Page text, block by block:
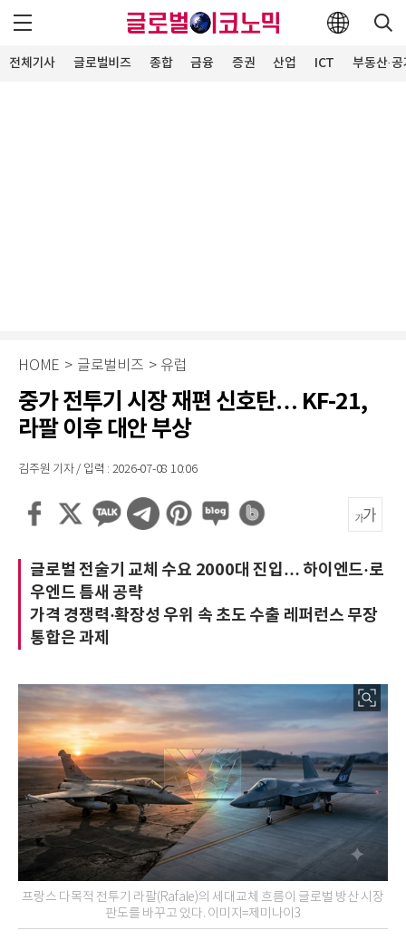
전체기사 글로벌비즈 종합 금융 증권 산업 ICT 부동산·
HOME > 글로벌비즈 > 유럽
중가 전투기 시장 재편 신호탄… KF-21,
라팔 이후 대안 부상
김주원 기자 / 입력 : 2026-07-08 10:06
글로벌 전술기 교체 수요 2000대 진입… 하이엔드·로
우엔드 틈새 공략
가격 경쟁력·확장성 우위 속 초도 수출 레퍼런스 무장
통합은 과제
프랑스 다목적 전투기 라팔(Rafale)의 세대교체 흐름이 글로벌 방산 시장
판도를 바꾸고 있다. 이미지=제미나이3